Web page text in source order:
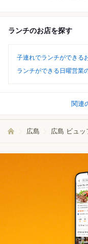
ランチのお店を探す
子連れでランチができる
ランチができる日曜営業
関連
広島 広島 ビュ